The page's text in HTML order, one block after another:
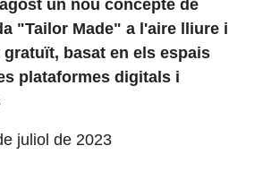
un nou concepte de
"Tailor Made" a l'aire lliure i
basat en els espais
plataformes digitals i
juliol de 2023